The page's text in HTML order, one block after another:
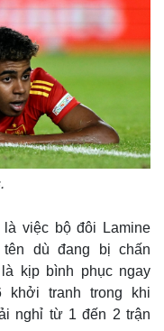
việc bộ đôi Lamine
dù đang bị chấn
kịp bình phục ngay
khởi tranh trong khi
nghỉ từ 1 đến 2 trận